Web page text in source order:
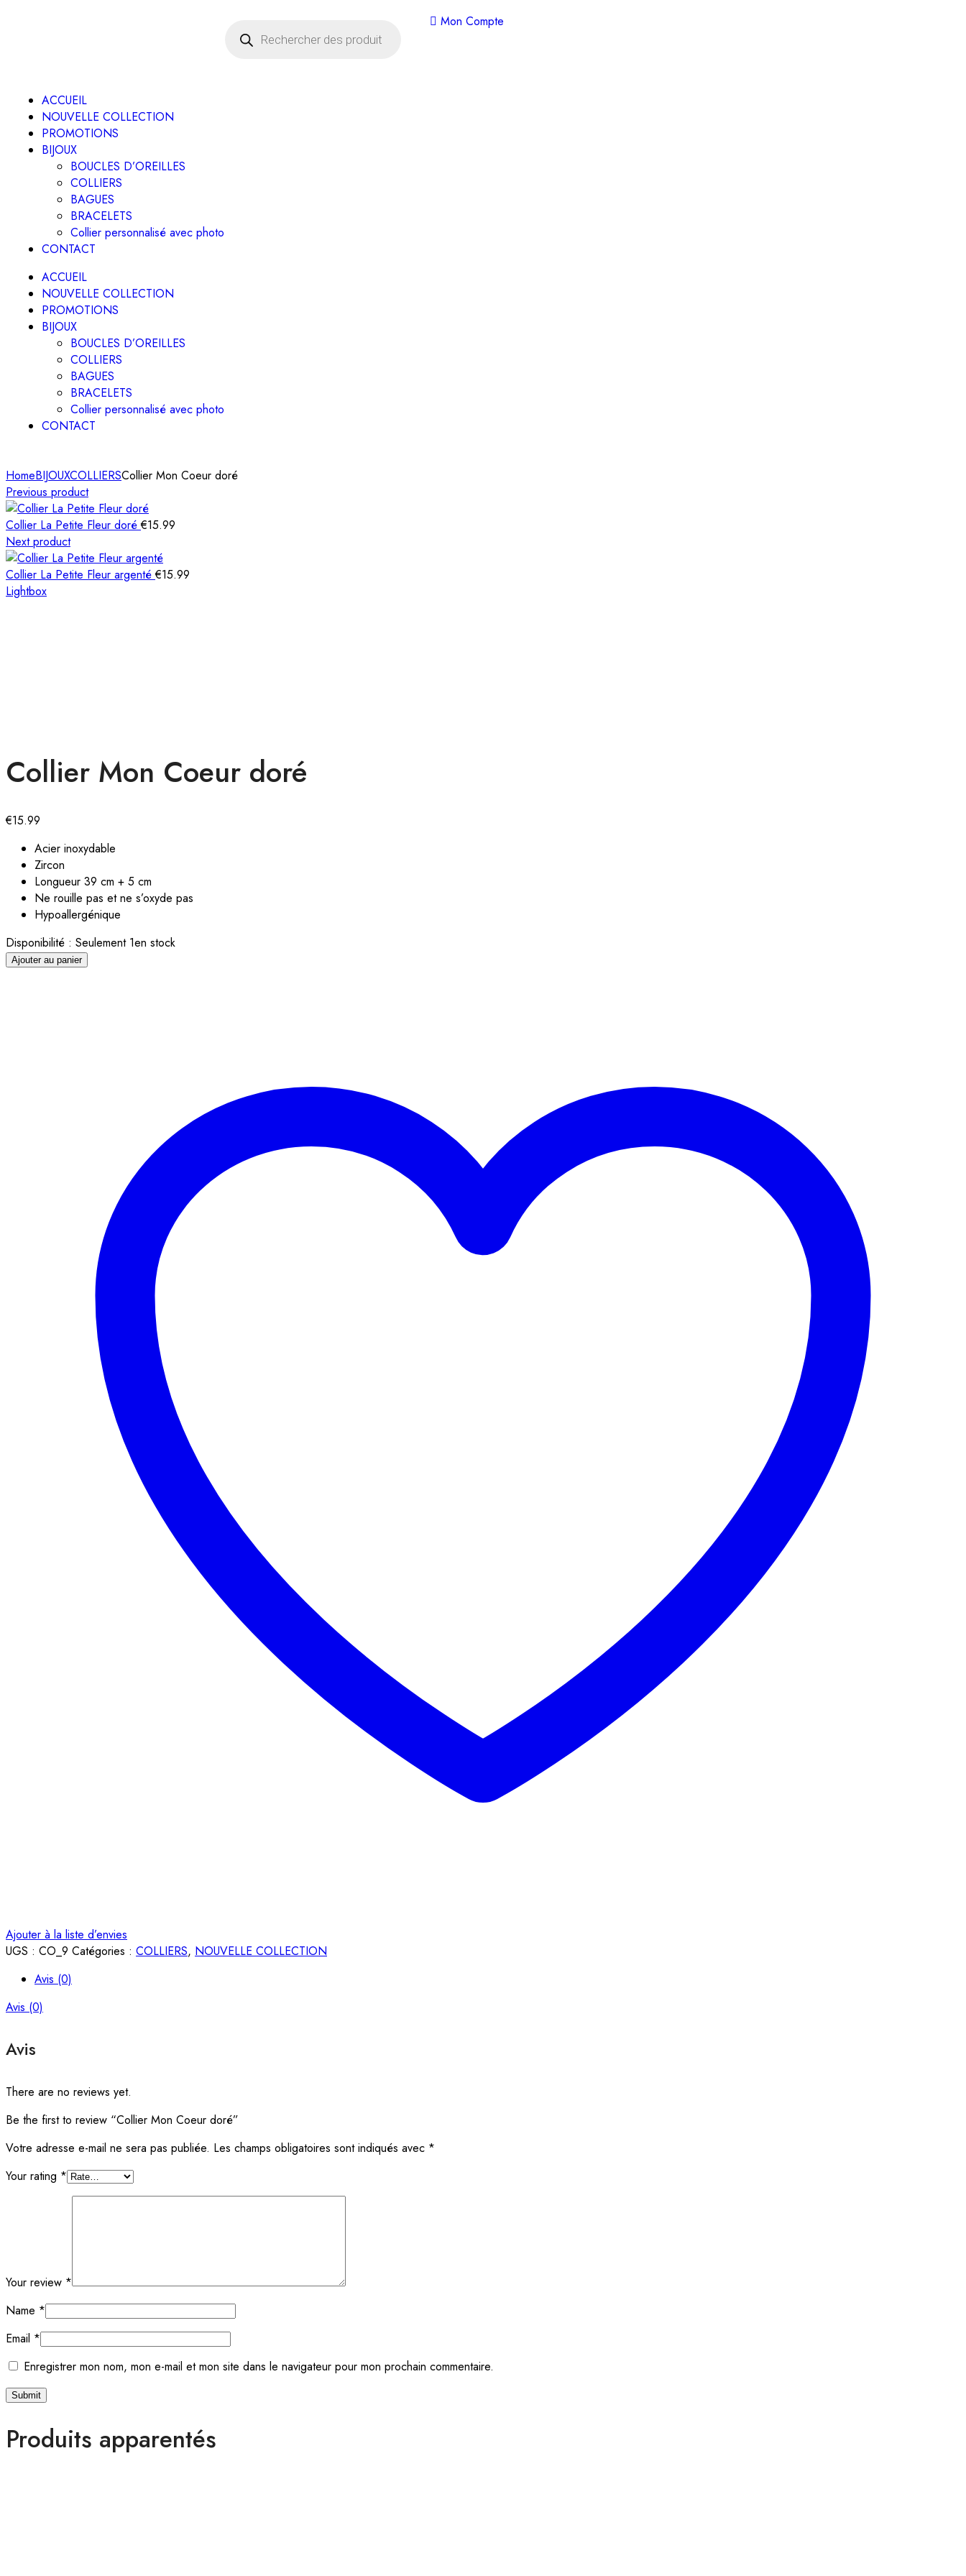
Mon Compte
ACCUEIL
NOUVELLE COLLECTION
PROMOTIONS
BIJOUX
BOUCLES D’OREILLES
COLLIERS
BAGUES
BRACELETS
Collier personnalisé avec photo
CONTACT
ACCUEIL
NOUVELLE COLLECTION
PROMOTIONS
BIJOUX
BOUCLES D’OREILLES
COLLIERS
BAGUES
BRACELETS
Collier personnalisé avec photo
CONTACT
HomeBIJOUXCOLLIERSCollier Mon Coeur doré
Previous product
Collier La Petite Fleur doré€15.99
Next product
Collier La Petite Fleur argenté€15.99
Lightbox
Collier Mon Coeur doré
€15.99
Acier inoxydable
Zircon
Longueur 39 cm + 5 cm
Ne rouille pas et ne s’oxyde pas
Hypoallergénique
Disponibilité : Seulement 1en stock
Ajouter au panier
Ajouter à la liste d’envies
UGS : CO_9 Catégories : COLLIERS, NOUVELLE COLLECTION
Avis (0)
Avis (0)
Avis
There are no reviews yet.
Be the first to review “Collier Mon Coeur doré”
Votre adresse e-mail ne sera pas publiée. Les champs obligatoires sont indiqués avec *
Your rating *
Your review *
Name *
Email *
Enregistrer mon nom, mon e-mail et mon site dans le navigateur pour mon prochain commentaire.
Produits apparentés
Livraison offerte dès 35€ d'achats